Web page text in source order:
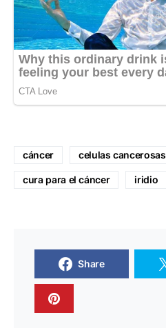
cáncer celulas cancerosas
cura para el cáncer iridio
Share